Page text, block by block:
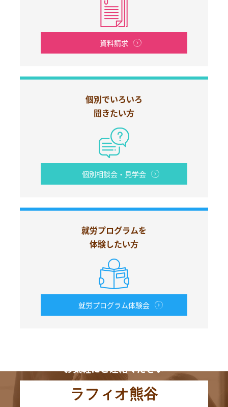
資料請求
個別でいろいろ
聞きたい方
個別相談会・見学会
就労プログラムを
体験したい方
就労プログラム体験会
お気軽にご連絡ください
ラフィオ熊谷